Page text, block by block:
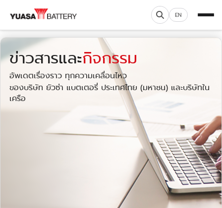
EN
ข่าวสารและกิจกรรม
อัพเดตเรื่องราว ทุกความเคลื่อนไหว
ของบริษัท ยัวซ่า แบตเตอรี่ ประเทศไทย (มหาชน) และบริษัทใน
เครือ